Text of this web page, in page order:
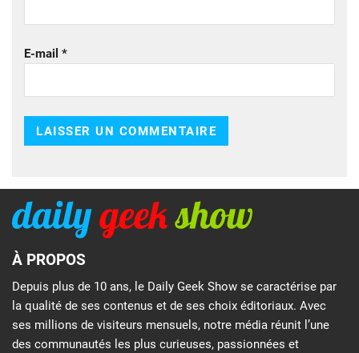
E-mail *
À PROPOS
Depuis plus de 10 ans, le Daily Geek Show se caractérise par
la qualité de ses contenus et de ses choix éditoriaux. Avec
ses millions de visiteurs mensuels, notre média réunit l’une
des communautés les plus curieuses, passionnées et